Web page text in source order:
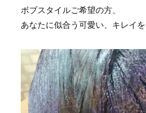
ボブスタイルご希望の方、
あなたに似合う可愛い、キレイ